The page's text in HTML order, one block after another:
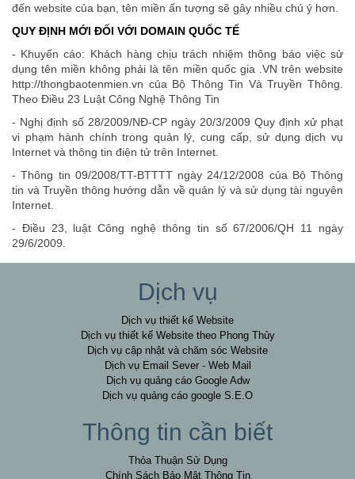
đến website của bạn, tên miền ấn tượng sẽ gây nhiều chú ý hơn.
QUY ĐỊNH MỚI ĐỐI VỚI DOMAIN QUỐC TẾ
- Khuyến cáo: Khách hàng chịu trách nhiệm thông báo việc sử
dụng tên miền không phải là tên miền quốc gia .VN trên website
http://thongbaotenmien.vn của Bộ Thông Tin Và Truyền Thông.
Theo Điều 23 Luật Công Nghệ Thông Tin
- Nghị định số 28/2009/NĐ-CP ngày 20/3/2009 Quy định xử phạt
vi phạm hành chính trong quản lý, cung cấp, sử dụng dịch vụ
Internet và thông tin điện tử trên Internet.
- Thông tin 09/2008/TT-BTTTT ngày 24/12/2008 của Bộ Thông
tin và Truyền thông hướng dẫn về quản lý và sử dụng tài nguyên
Internet.
- Điều 23, luật Công nghệ thông tin số 67/2006/QH 11 ngày
29/6/2009.
Dịch vụ
Dịch vụ thiết kế Website
Dịch vụ thiết kế Website theo Phong Thủy
Dịch vụ cập nhật và chăm sóc Website
Dịch vụ Email Sever - Web Mail
Dịch vụ quảng cáo Google Adw
Dịch vụ quảng cáo google S.E.O
Thông tin cần biết
Thỏa Thuận Sử Dụng
Chính Sách Bảo Mật Thông Tin